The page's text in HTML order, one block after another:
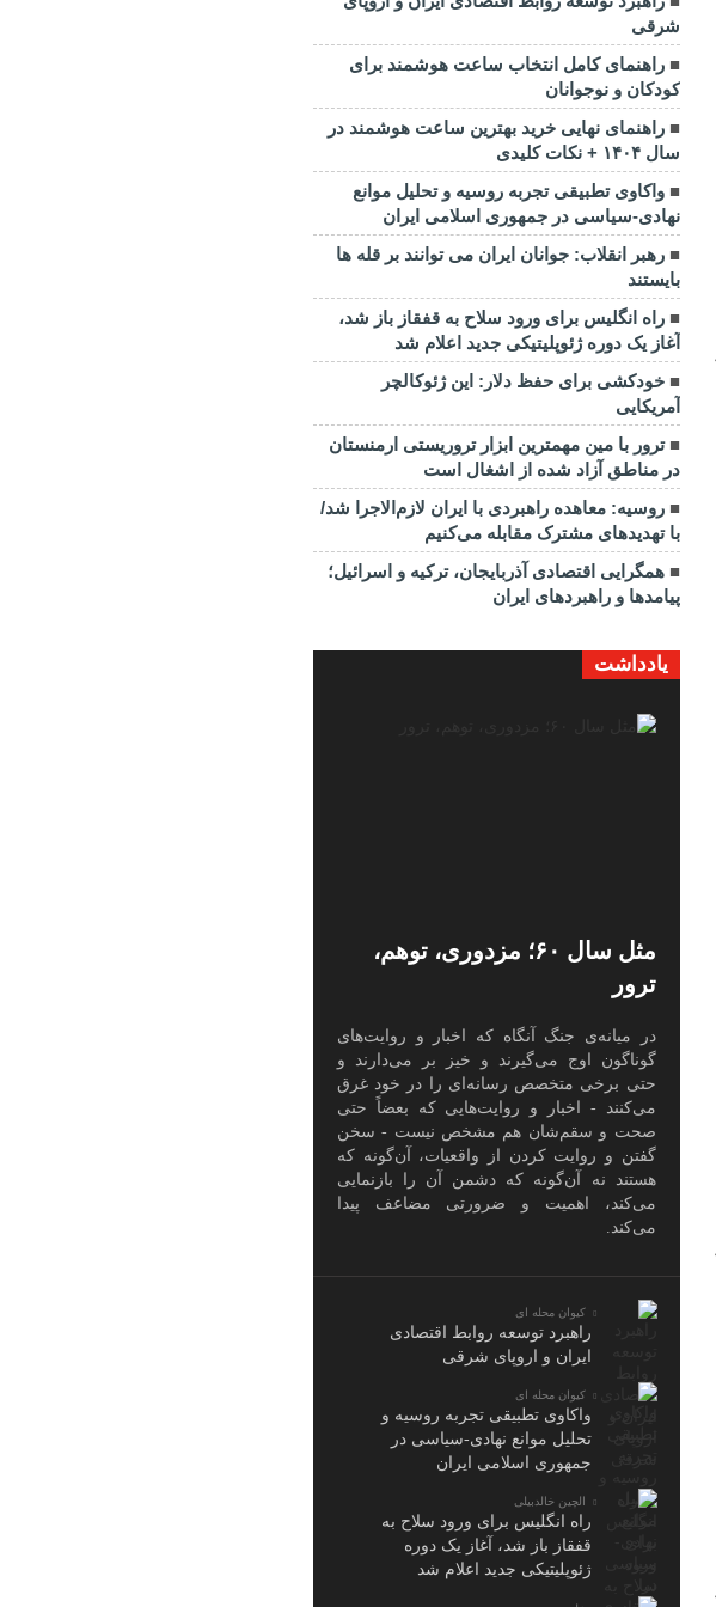
شرقی
راهنمای کامل انتخاب ساعت هوشمند برای
کودکان و نوجوانان
راهنمای نهایی خرید بهترین ساعت هوشمند در
سال ۱۴۰۴ + نکات کلیدی
واکاوی تطبیقی تجربه روسیه و تحلیل موانع
نهادی-سیاسی در جمهوری اسلامی ایران
رهبر انقلاب: جوانان ایران می توانند بر قله ها
بایستند
راه انگلیس برای ورود سلاح به قفقاز باز شد،
آغاز یک دوره ژئوپلیتیکی جدید اعلام شد
خودکشی برای حفظ دلار: این ژئوکالچر
آمریکایی
ترور با مین مهمترین ابزار تروریستی ارمنستان
در مناطق آزاد شده از اشغال است
روسیه: معاهده راهبردی با ایران لازم‌الاجرا شد/
با تهدیدهای مشترک مقابله می‌کنیم
همگرایی اقتصادی آذربایجان، ترکیه و اسرائیل؛
پیامدها و راهبردهای ایران
یادداشت
مثل سال ۶۰؛ مزدوری، توهم،
ترور
در میانه‌ی جنگ آنگاه که اخبار و روایت‌های
گوناگون اوج می‌گیرند و خیز بر می‌دارند و
حتی برخی متخصص رسانه‌ای را در خود غرق
می‌کنند - اخبار و روایت‌هایی که بعضاً حتی
صحت و سقم‌شان هم مشخص نیست - سخن
گفتن و روایت کردن از واقعیات، آن‌گونه که
هستند نه آن‌گونه که دشمن آن را بازنمایی
می‌کند، اهمیت و ضرورتی مضاعف پیدا
می‌کند.
کیوان محله ای
راهبرد توسعه روابط اقتصادی
ایران و اروپای شرقی
کیوان محله ای
واکاوی تطبیقی تجربه روسیه و
تحلیل موانع نهادی-سیاسی در
جمهوری اسلامی ایران
الچین خالدبیلی
راه انگلیس برای ورود سلاح به
قفقاز باز شد، آغاز یک دوره
ژئوپلیتیکی جدید اعلام شد